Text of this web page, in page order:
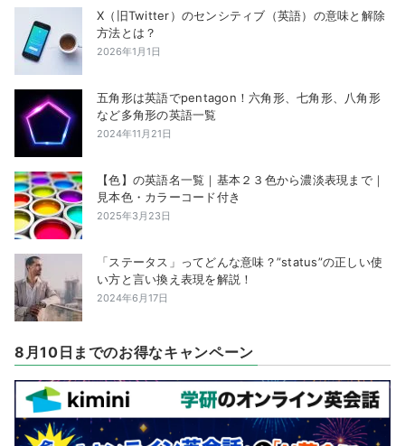
X（旧Twitter）のセンシティブ（英語）の意味と解除
方法とは？
2026年1月1日
五角形は英語でpentagon！六角形、七角形、八角形
など多角形の英語一覧
2024年11月21日
【色】の英語名一覧｜基本２３色から濃淡表現まで｜
見本色・カラーコード付き
2025年3月23日
「ステータス」ってどんな意味？”status”の正しい使
い方と言い換え表現を解説！
2024年6月17日
8月10日までのお得なキャンペーン